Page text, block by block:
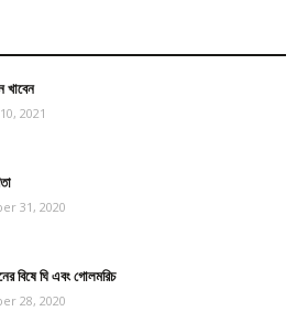
খাবেন
2021
31, 2020
বিষে ঘি এবং গোলমরিচ
28, 2020